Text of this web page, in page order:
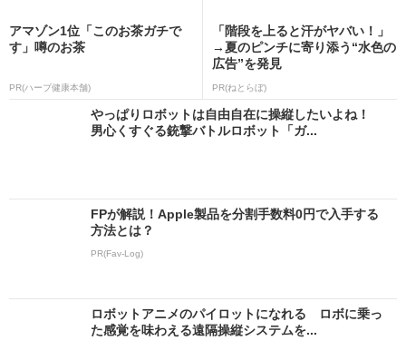
アマゾン1位「このお茶ガチで
す」噂のお茶
PR(ハーブ健康本舗)
「階段を上ると汗がヤバい！」
→夏のピンチに寄り添う“水色の
広告”を発見
PR(ねとらぼ)
やっぱりロボットは自由自在に操縦したいよね！
男心くすぐる銃撃バトルロボット「ガ...
FPが解説！Apple製品を分割手数料0円で入手する
方法とは？
PR(Fav-Log)
ロボットアニメのパイロットになれる ロボに乗っ
た感覚を味わえる遠隔操縦システムを...